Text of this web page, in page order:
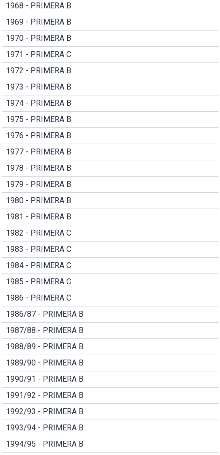
1968 - PRIMERA B
1969 - PRIMERA B
1970 - PRIMERA B
1971 - PRIMERA C
1972 - PRIMERA B
1973 - PRIMERA B
1974 - PRIMERA B
1975 - PRIMERA B
1976 - PRIMERA B
1977 - PRIMERA B
1978 - PRIMERA B
1979 - PRIMERA B
1980 - PRIMERA B
1981 - PRIMERA B
1982 - PRIMERA C
1983 - PRIMERA C
1984 - PRIMERA C
1985 - PRIMERA C
1986 - PRIMERA C
1986/87 - PRIMERA B
1987/88 - PRIMERA B
1988/89 - PRIMERA B
1989/90 - PRIMERA B
1990/91 - PRIMERA B
1991/92 - PRIMERA B
1992/93 - PRIMERA B
1993/94 - PRIMERA B
1994/95 - PRIMERA B